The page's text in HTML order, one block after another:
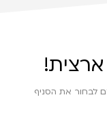
לבחור את הסניף